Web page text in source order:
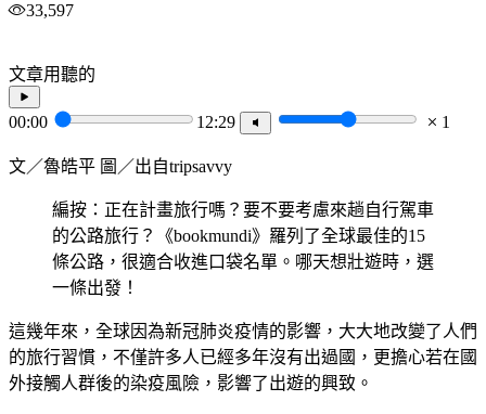
33,597
文章用聽的
00:00 12:29 1
文／魯皓平 圖／出自tripsavvy
編按：正在計畫旅行嗎？要不要考慮來趟自行駕車
的公路旅行？《bookmundi》羅列了全球最佳的15
條公路，很適合收進口袋名單。哪天想壯遊時，選
一條出發！
這幾年來，全球因為新冠肺炎疫情的影響，大大地改變了人們
的旅行習慣，不僅許多人已經多年沒有出過國，更擔心若在國
外接觸人群後的染疫風險，影響了出遊的興致。